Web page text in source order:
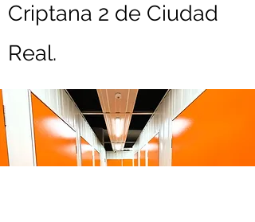
Criptana 2 de Ciudad
Real.